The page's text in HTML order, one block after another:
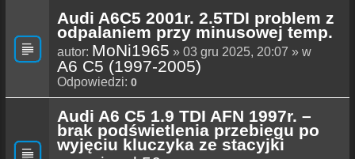
Audi A6C5 2001r. 2.5TDI problem z
odpalaniem przy minusowej temp.
autor: MoNi1965 » 03 gru 2025, 20:07 » w
A6 C5 (1997-2005)
Odpowiedzi: 0
Audi A6 C5 1.9 TDI AFN 1997r. –
brak podświetlenia przebiegu po
wyjęciu kluczyka ze stacyjki